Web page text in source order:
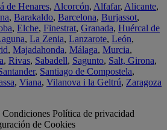
de Henares, Alcorcón, Alfafar, Alicante,
, Barakaldo, Barcelona, Burjassot,
, Elche, Finestrat, Granada, Huércal de
, La Zenia, Lanzarote, León,
, Majadahonda, Málaga, Murcia,
, Rivas, Sabadell, Sagunto, Salt, Girona,
, Santiago de Compostela,
, Viana, Vilanova i la Geltrú, Zaragoza
Política de privacidad
de Cookies